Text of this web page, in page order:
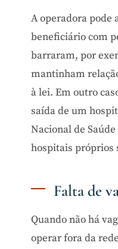
A operadora pode
beneficiário com
barraram, por
mantinham
à lei. Em outro
saída de um
Nacional de
hospitais próprios
Falta de
Quando não há
operar fora da